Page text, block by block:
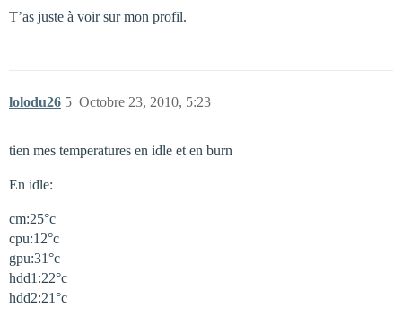
T’as juste à voir sur mon profil.
lolodu26 Octobre 23, 2010, 5:23
5
tien mes temperatures en idle et en burn
En idle:
cm:25°c
cpu:12°c
gpu:31°c
hdd1:22°c
hdd2:21°c